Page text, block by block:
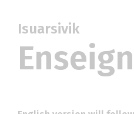
Isuarsivik